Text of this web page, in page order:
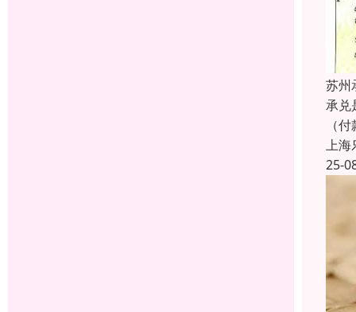
苏州
承兑
（
上海
25-